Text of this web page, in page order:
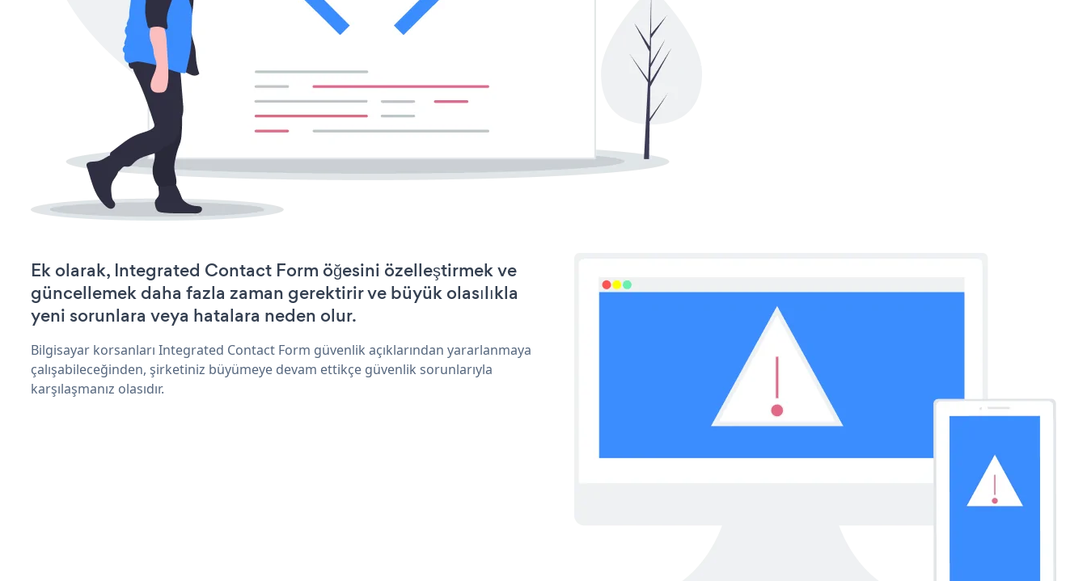
Ek olarak, Integrated Contact Form öğesini özelleştirmek ve
güncellemek daha fazla zaman gerektirir ve büyük olasılıkla
yeni sorunlara veya hatalara neden olur.
Bilgisayar korsanları Integrated Contact Form güvenlik açıklarından yararlanmaya
çalışabileceğinden, şirketiniz büyümeye devam ettikçe güvenlik sorunlarıyla
karşılaşmanız olasıdır.